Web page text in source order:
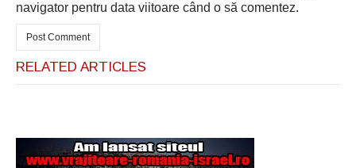
navigator pentru data viitoare când o să comentez.
RELATED ARTICLES